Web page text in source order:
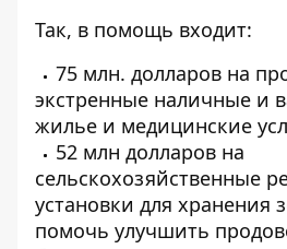
Так, в помощь входит:
75 млн. долларов на
экстренные наличные и
жилье и медицинские
52 млн долларов на
сельскохозяйственные
установки для хранения
помочь улучшить